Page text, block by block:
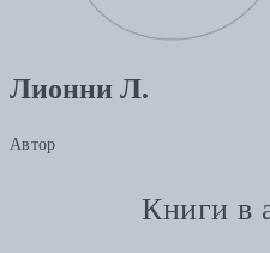
Лионни Л.
Автор
Книги в